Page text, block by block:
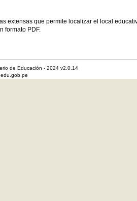
extensas que permite localizar el local
formato PDF.
de Educación - 2024 v2.0.14